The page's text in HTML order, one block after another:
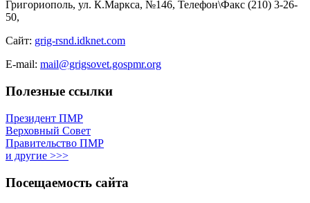
Григориополь, ул. К.Маркса, №146, Телефон\Факс (210) 3-26-
50,
Сайт: grig-rsnd.idknet.com
E-mail: mail@grigsovet.gospmr.org
Полезные ссылки
Президент ПМР
Верховный Совет
Правительство ПМР
и другие >>>
Посещаемость сайта